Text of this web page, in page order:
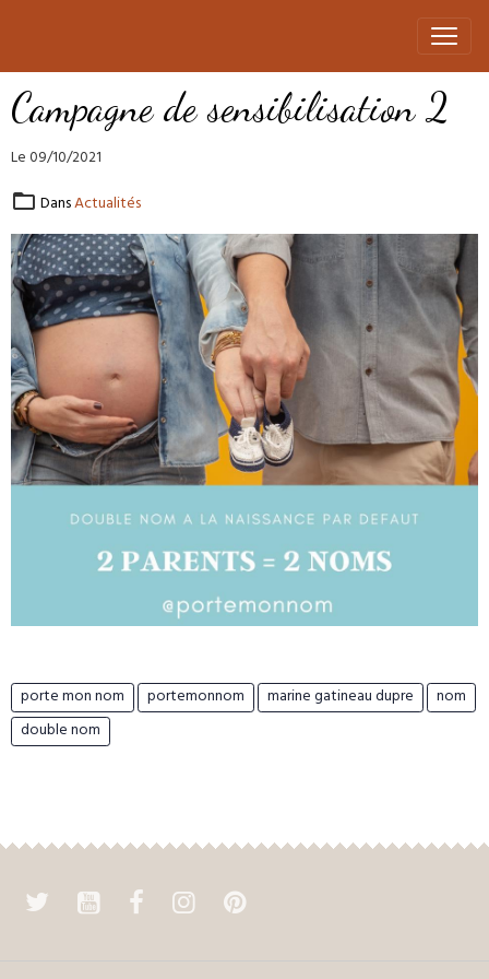
Campagne de sensibilisation 2
Le 09/10/2021
DansActualités
porte mon nom portemonnom marine gatineau dupre
nom
double nom